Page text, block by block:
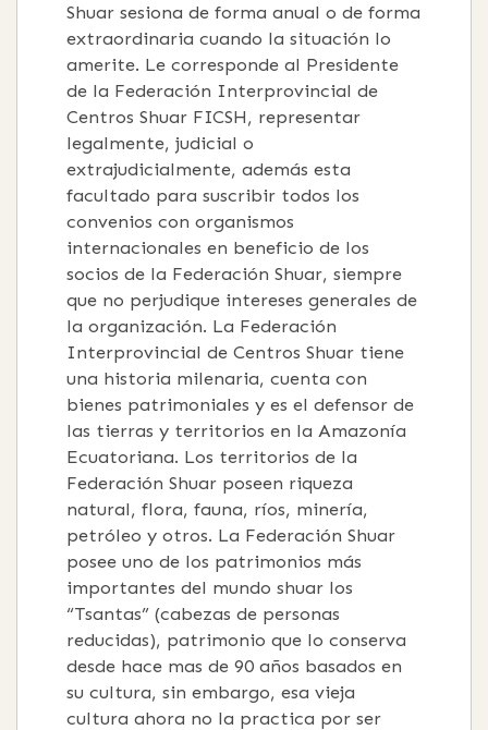
Shuar sesiona de forma anual o de forma
extraordinaria cuando la situación lo
amerite. Le corresponde al Presidente
de la Federación Interprovincial de
Centros Shuar FICSH, representar
legalmente, judicial o
extrajudicialmente, además esta
facultado para suscribir todos los
convenios con organismos
internacionales en beneficio de los
socios de la Federación Shuar, siempre
que no perjudique intereses generales de
la organización. La Federación
Interprovincial de Centros Shuar tiene
una historia milenaria, cuenta con
bienes patrimoniales y es el defensor de
las tierras y territorios en la Amazonía
Ecuatoriana. Los territorios de la
Federación Shuar poseen riqueza
natural, flora, fauna, ríos, minería,
petróleo y otros. La Federación Shuar
posee uno de los patrimonios más
importantes del mundo shuar los
“Tsantas” (cabezas de personas
reducidas), patrimonio que lo conserva
desde hace mas de 90 años basados en
su cultura, sin embargo, esa vieja
cultura ahora no la practica por ser